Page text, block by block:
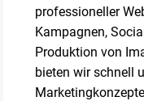
professioneller
Kampagnen,
Produktion von
bieten wir schnell